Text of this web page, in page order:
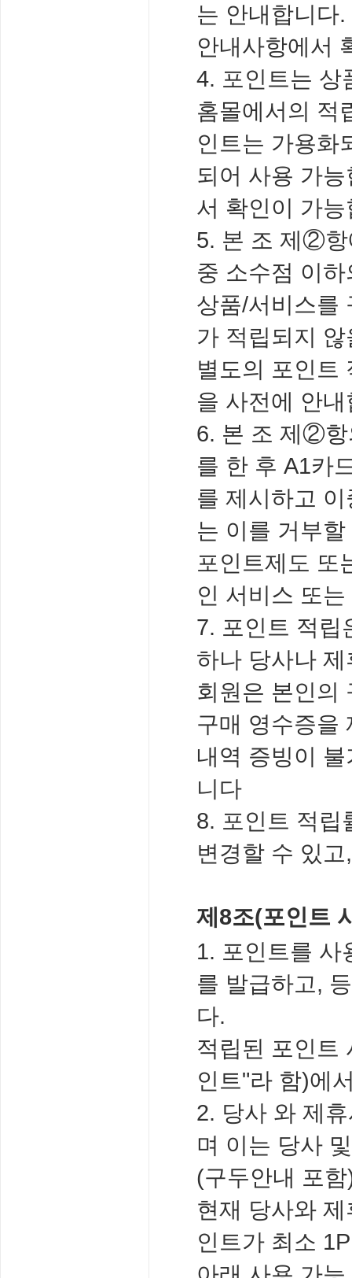
는 안내합니다
안내사항에서
4. 포인트는 상
홈몰에서의 적
인트는 가용화
되어 사용 가
서 확인이 가
5. 본 조 제②항
중 소수점 이
상품/서비스를
가 적립되지
별도의 포인트
을 사전에 안
6. 본 조 제②항
를 한 후 A1카
를 제시하고
는 이를 거부
포인트제도 또
인 서비스 또
7. 포인트 적립
하나 당사나
회원은 본인의
구매 영수증을
내역 증빙이
니다
8. 포인트 적립
변경할 수 있
제8조(포인트
1. 포인트를 사
를 발급하고,
다.
적립된 포인트
인트"라 함)에
2. 당사 와 제
며 이는 당사
(구두안내 포
현재 당사와
인트가 최소